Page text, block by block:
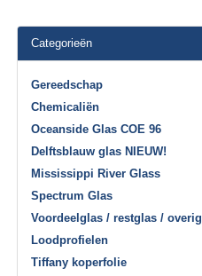
Categorieën
Gereedschap
Chemicaliën
Oceanside Glas COE 96
Delftsblauw glas NIEUW!
Mississippi River Glass
Spectrum Glas
Voordeelglas / restglas / overig
Loodprofielen
Tiffany koperfolie